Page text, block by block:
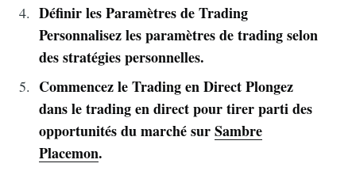
Définir les Paramètres de Trading
Personnalisez les paramètres de trading selon
des stratégies personnelles.
Commencez le Trading en Direct Plongez
dans le trading en direct pour tirer parti des
opportunités du marché surSambre
Placemon.